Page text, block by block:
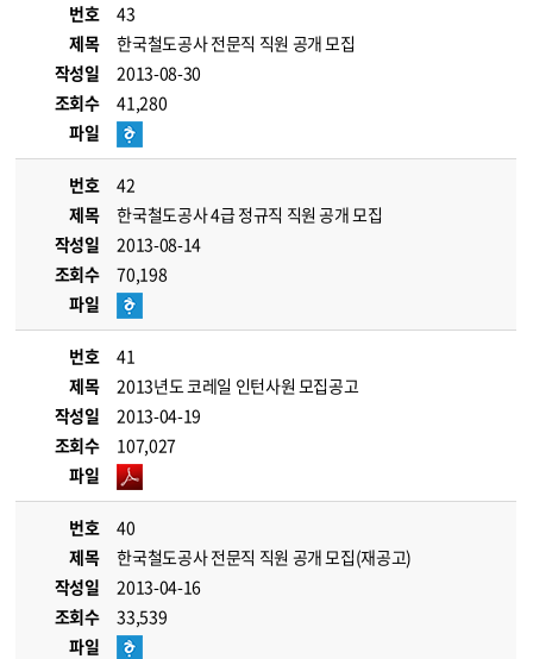
번호
43
제목
한국철도공사 전문직 직원 공개 모집
작성일
2013-08-30
조회수
41,280
파일
번호
42
제목
한국철도공사 4급 정규직 직원 공개 모집
작성일
2013-08-14
조회수
70,198
파일
번호
41
제목
2013년도 코레일 인턴사원 모집공고
작성일
2013-04-19
조회수
107,027
파일
번호
40
제목
한국철도공사 전문직 직원 공개 모집(재공고)
작성일
2013-04-16
조회수
33,539
파일